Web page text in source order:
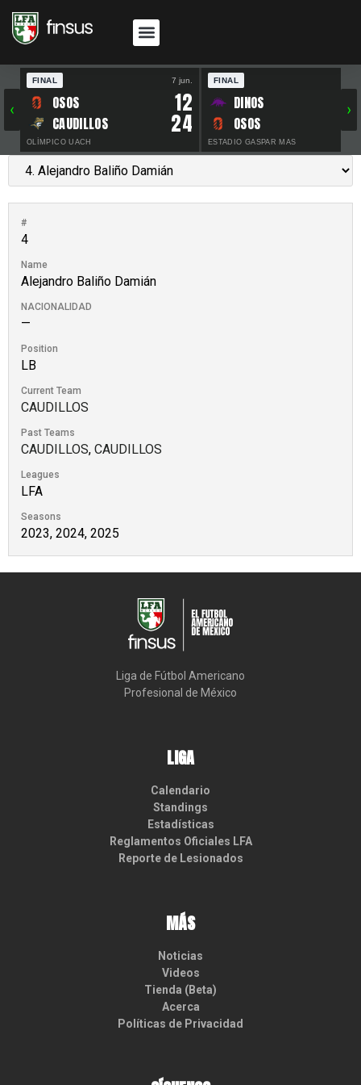
‹
FINAL 7 jun.
OSOS 12
CAUDILLOS 24
OLÍMPICO UACH
FINAL
DINOS
OSOS
ESTADIO GASPAR MAS
›
#
4
Name
Alejandro Baliño Damián
NACIONALIDAD
—
Position
LB
Current Team
CAUDILLOS
Past Teams
CAUDILLOS, CAUDILLOS
Leagues
LFA
Seasons
2023, 2024, 2025
Liga de Fútbol Americano
Profesional de México
LIGA
Calendario
Standings
Estadísticas
Reglamentos Oficiales LFA
Reporte de Lesionados
MÁS
Noticias
Videos
Tienda (Beta)
Acerca
Políticas de Privacidad